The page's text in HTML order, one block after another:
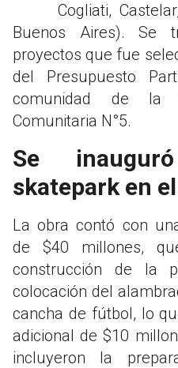
Cogliati,
Buenos Aires).
proyectos que fue
del Presupuesto
comunidad de la
Comunitaria N°5.
Se
skatepark en
La obra contó con
de $40 millones,
construcción de la
colocación del
cancha de fútbol, lo
adicional de $10
incluyeron la